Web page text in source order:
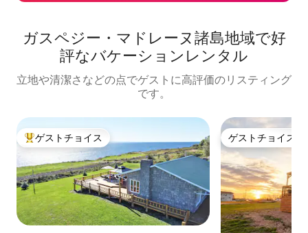
ガスペジー・マドレーヌ諸島地域で好
評なバケーションレンタル
立地や清潔さなどの点でゲストに高評価のリスティング
です。
大好評のゲストチョイスです。
ゲストチョイス ゲストチョイス
ゲストチョイス